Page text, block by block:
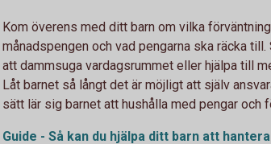
Kom överens med ditt barn om vilka
månadspengen och vad pengarna ska räcka
att dammsuga vardagsrummet eller hjälpa till
Låt barnet så långt det är möjligt att själv
sätt lär sig barnet att hushålla med pengar och
Guide - Så kan du hjälpa ditt barn att